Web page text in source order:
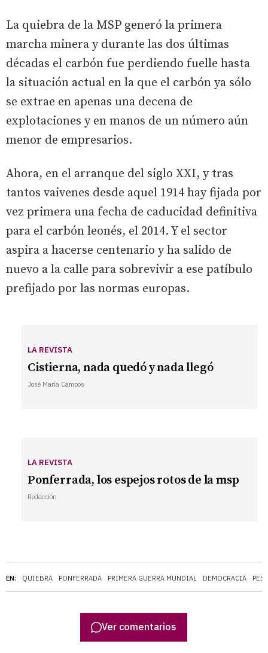
EN: QUIEBRA PONFERRADA PRIMERA GUERRA MUNDIAL DEMOCRACIA
La quiebra de la MSP generó la primera
marcha minera y durante las dos últimas
décadas el carbón fue perdiendo fuelle hasta
la situación actual en la que el carbón ya sólo
se extrae en apenas una decena de
explotaciones y en manos de un número aún
menor de empresarios.
Ahora, en el arranque del siglo XXI, y tras
tantos vaivenes desde aquel 1914 hay fijada por
vez primera una fecha de caducidad definitiva
para el carbón leonés, el 2014. Y el sector
aspira a hacerse centenario y ha salido de
nuevo a la calle para sobrevivir a ese patíbulo
prefijado por las normas europas.
LA REVISTA
Cistierna, nada quedó y nada llegó
José María Campos
LA REVISTA
Ponferrada, los espejos rotos de la msp
Redacción
Ver comentarios